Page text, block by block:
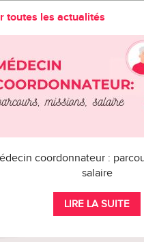
toutes les actualités
coordonnateur :
salaire
LIRE LA SUITE